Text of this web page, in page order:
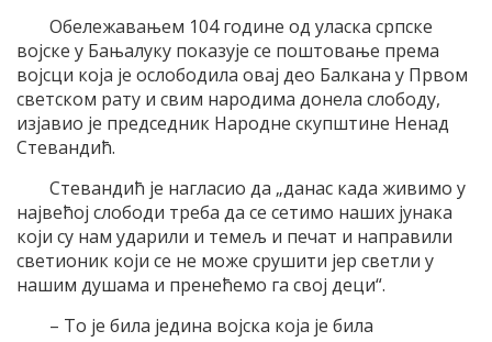
Обележавањем 104 године од уласка српске
војске у Бањалуку показује се поштовање према
војсци која је ослободила овај део Балкана у Првом
светском рату и свим народима донела слободу,
изјавио је председник Народне скупштине Ненад
Стевандић.
Стевандић је нагласио да „данас када живимо у
највећој слободи треба да се сетимо наших јунака
који су нам ударили и темељ и печат и направили
светионик који се не може срушити јер светли у
нашим душама и пренећемо га свој деци“.
– То је била једина војска која је била